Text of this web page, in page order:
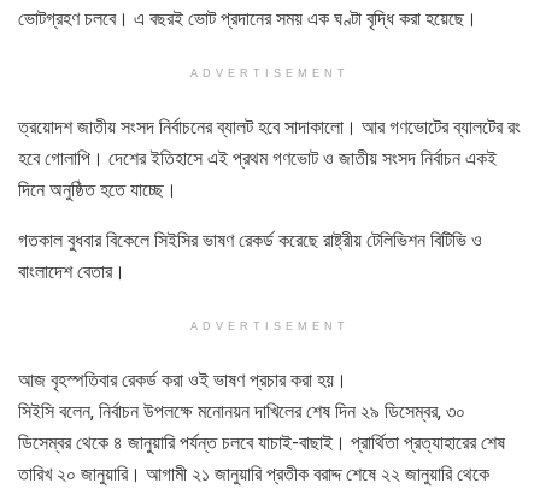
ভোটগ্রহণ চলবে। এ বছরই ভোট প্রদানের সময় এক ঘণ্টা বৃদ্ধি করা হয়েছে।
ADVERTISEMENT
ত্রয়োদশ জাতীয় সংসদ নির্বাচনের ব্যালট হবে সাদাকালো। আর গণভোটের ব্যালটের রং
হবে গোলাপি। দেশের ইতিহাসে এই প্রথম গণভোট ও জাতীয় সংসদ নির্বাচন একই
দিনে অনুষ্ঠিত হতে যাচ্ছে।
গতকাল বুধবার বিকেলে সিইসির ভাষণ রেকর্ড করেছে রাষ্ট্রীয় টেলিভিশন বিটিভি ও
বাংলাদেশ বেতার।
ADVERTISEMENT
আজ বৃহস্পতিবার রেকর্ড করা ওই ভাষণ প্রচার করা হয়।
সিইসি বলেন, নির্বাচন উপলক্ষে মনোনয়ন দাখিলের শেষ দিন ২৯ ডিসেম্বর, ৩০
ডিসেম্বর থেকে ৪ জানুয়ারি পর্যন্ত চলবে যাচাই-বাছাই। প্রার্থিতা প্রত্যাহারের শেষ
তারিখ ২০ জানুয়ারি। আগামী ২১ জানুয়ারি প্রতীক বরাদ্দ শেষে ২২ জানুয়ারি থেকে